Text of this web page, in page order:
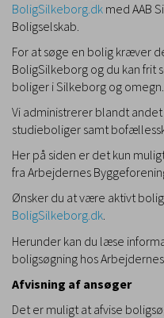
BoligSilkeborg.dk med AAB
Boligselskab.
For at søge en bolig kræver
BoligSilkeborg og du kan frit
boliger i Silkeborg og omegn.
Vi administrerer blandt
studieboliger samt
Her på siden er det kun
fra Arbejdernes
Ønsker du at være aktivt
BoligSilkeborg.dk.
Herunder kan du læse
boligsøgning hos
Afvisning af ansøger
Det er muligt at afvise